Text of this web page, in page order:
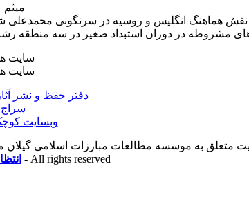
میثم
نقش هماهنگ انگلیس و روسیه در سرنگونی
سایت
سایت
دفتر حفظ و نشر
سراج 8
وبسایت
متعلق به موسسه مطالعات مبارزات اسلامی گیلان
2015-2016 - All rights reserved